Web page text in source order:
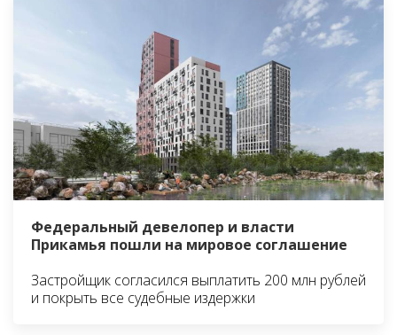
Федеральный девелопер и власти
Прикамья пошли на мировое соглашение
Застройщик согласился выплатить 200 млн рублей
и покрыть все судебные издержки